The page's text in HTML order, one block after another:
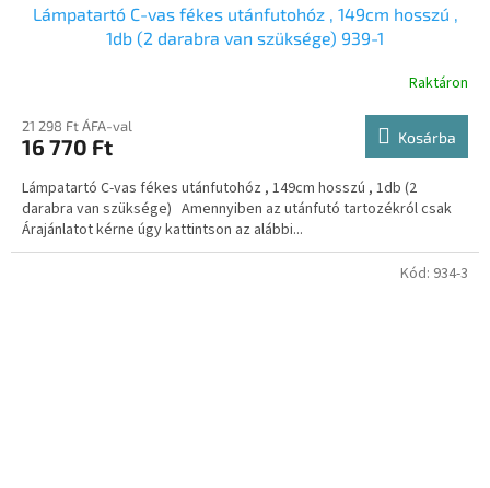
Lámpatartó C-vas fékes utánfutohóz , 149cm hosszú ,
1db (2 darabra van szüksége) 939-1
Raktáron
21 298 Ft ÁFA-val
16 770 Ft Kosárba
Lámpatartó C-vas fékes utánfutohóz , 149cm hosszú , 1db (2
darabra van szüksége) Amennyiben az utánfutó tartozékról csak
Árajánlatot kérne úgy kattintson az alábbi...
Kód: 934-3